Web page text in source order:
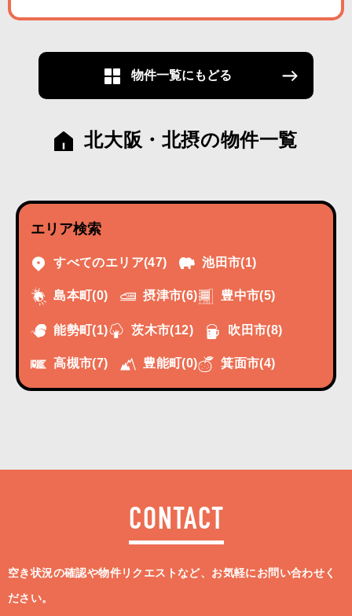
物件一覧にもどる
北大阪・北摂の物件一覧
エリア検索
すべてのエリア(47) 池田市(1)
島本町(0) 摂津市(6) 豊中市(5)
能勢町(1) 茨木市(12) 吹田市(8)
高槻市(7) 豊能町(0) 箕面市(4)
CONTACT
空き状況の確認や物件リクエストなど、お気軽にお問い合わせく
ださい。